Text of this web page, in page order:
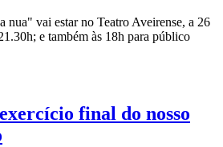
nua" vai estar no Teatro Aveirense, a 26
e também às 18h para público
final do nosso